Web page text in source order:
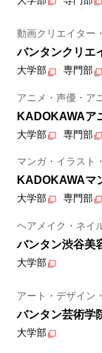
動画クリエイター
バンタンクリエ
大学部 専門部
アニメ・声優・ア
KADOKAWAア
大学部 専門部
マンガ・イラスト
KADOKAWAマ
大学部 専門部
ヘアメイク・ネイ
バンタン渋谷美
大学部
アート・デザイン
バンタン芸術学
大学部